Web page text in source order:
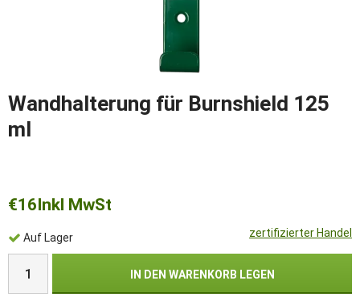
Wandhalterung für Burnshield 125
ml
zertifizierter Handel
€16Inkl MwSt
Auf Lager
IN DEN WARENKORB LEGEN